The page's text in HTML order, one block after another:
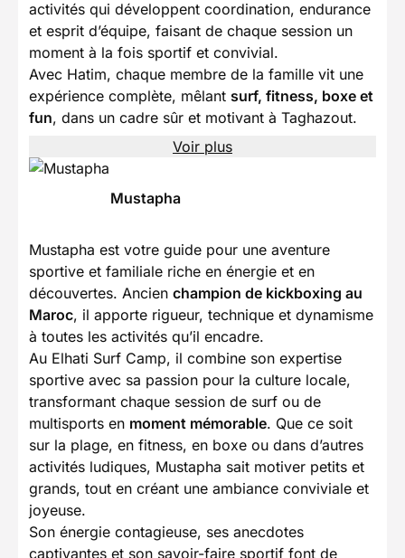
activités qui développent coordination, endurance
et esprit d’équipe, faisant de chaque session un
moment à la fois sportif et convivial.
Avec Hatim, chaque membre de la famille vit une
expérience complète, mêlant surf, fitness, boxe et
fun, dans un cadre sûr et motivant à Taghazout.
Voir plus
Mustapha
Mustapha est votre guide pour une aventure
sportive et familiale riche en énergie et en
découvertes. Ancien champion de kickboxing au
Maroc, il apporte rigueur, technique et dynamisme
à toutes les activités qu’il encadre.
Au Elhati Surf Camp, il combine son expertise
sportive avec sa passion pour la culture locale,
transformant chaque session de surf ou de
multisports en moment mémorable. Que ce soit
sur la plage, en fitness, en boxe ou dans d’autres
activités ludiques, Mustapha sait motiver petits et
grands, tout en créant une ambiance conviviale et
joyeuse.
Son énergie contagieuse, ses anecdotes
captivantes et son savoir-faire sportif font de